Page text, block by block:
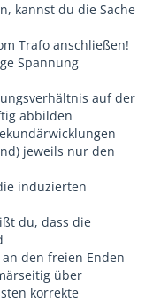
kannst du die Sache
Trafo anschließen!
Spannung
auf der
abbilden
jeweils nur den
induzierten
du, dass die
den freien Enden
über
korrekte